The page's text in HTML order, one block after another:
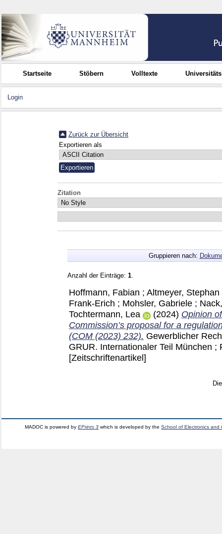
Startseite Stöbern Volltexte
Login
Zurück zur Übersicht
Exportieren als
Zitation
Gruppieren nach:
Anzahl der Einträge: 1
Hoffmann, Fabian ; Altmeyer, Stephan
Frank-Erich ; Mohsler, Gabriele ;
Tochtermann, Lea
(2024) Opinion
Commission’s proposal for a
(COM (2023) 232). Gewerblicher
GRUR. Internationaler Teil München
[Zeitschriftenartikel]
MADOC is powered byEPrints 3 which is developed by theSchool of Electronics and